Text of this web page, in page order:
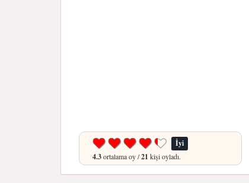
İyi
4.3ortalama oy /21 kişi oyladı.